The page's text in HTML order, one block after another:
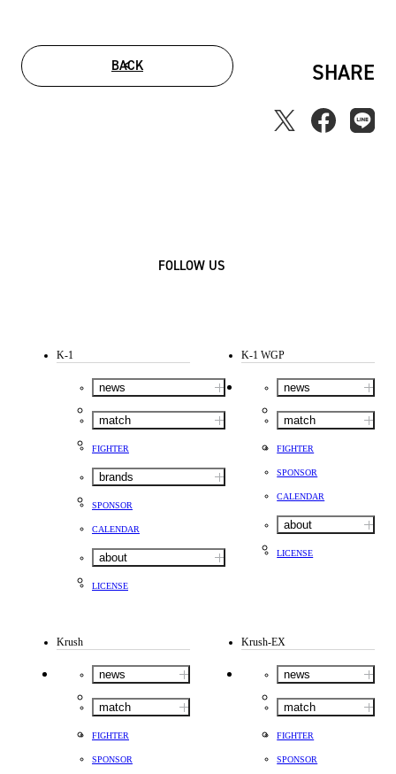
BACK SHARE
FOLLOW US
K-1
news
match
FIGHTER
brands
SPONSOR
CALENDAR
about
LICENSE
K-1 WGP
news
match
FIGHTER
SPONSOR
CALENDAR
about
LICENSE
Krush
news
match
FIGHTER
SPONSOR
Krush-EX
news
match
FIGHTER
SPONSOR